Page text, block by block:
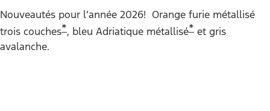
Nouveautés pour l’année 2026! Orange furie métallisé
trois couches*, bleu Adriatique métallisé* et gris
avalanche.
Couleur de la peinture :